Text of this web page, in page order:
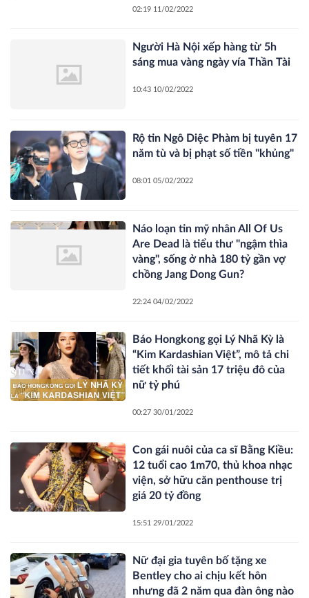
02:19 11/02/2022
Người Hà Nội xếp hàng từ 5h
sáng mua vàng ngày vía Thần Tài
10:43 10/02/2022
Rộ tin Ngô Diệc Phàm bị tuyên 17
năm tù và bị phạt số tiền "khủng"
08:01 05/02/2022
Náo loạn tin mỹ nhân All Of Us
Are Dead là tiểu thư "ngậm thìa
vàng", sống ở nhà 180 tỷ gần vợ
chồng Jang Dong Gun?
22:24 04/02/2022
Báo Hongkong gọi Lý Nhã Kỳ là
“Kim Kardashian Việt”, mô tả chi
tiết khối tài sản 17 triệu đô của
nữ tỷ phú
00:27 30/01/2022
Con gái nuôi của ca sĩ Bằng Kiều:
12 tuổi cao 1m70, thủ khoa nhạc
viện, sở hữu căn penthouse trị
giá 20 tỷ đồng
15:51 29/01/2022
Nữ đại gia tuyên bố tặng xe
Bentley cho ai chịu kết hôn
nhưng đã 2 năm qua đàn ông nào